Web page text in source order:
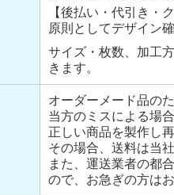
【後払い・代引き・
原則としてデザイン
サイズ・枚数、加工
きます。
オーダーメード品の
当方のミスによる場
正しい商品を製作し
その場合、送料は当
また、運送業者の都
ので、お急ぎの方は